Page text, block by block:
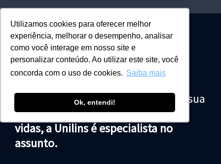
Utilizamos cookies para oferecer melhor
experiência, melhorar o desempenho, analisar
como você interage em nosso site e
personalizar conteúdo. Ao utilizar este site, você
concorda com o uso de cookies. Saiba mais
Ok, entendi!
Utilizamos cookies para oferecer melhor
experiência, melhorar o desempenho, analisar
como você interage em nosso site e
personalizar conteúdo. Ao utilizar este site, você
concorda com o uso de cookies. Saiba mais
Ok, entendi!
Faça sua
matrícula!
Uma pós-graduação pode mudar a sua
vida, e,quando se trata de mudar
vidas, a Unilins é especialista no
assunto.